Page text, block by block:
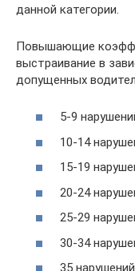
данной категории.
Повышающие
выстраивание в
допущенных
5-9
10-14
15-19
20-24
25-29
30-34
35